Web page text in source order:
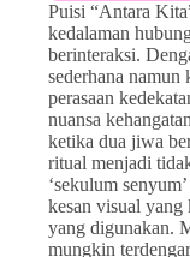
Puisi “Antara
kedalaman
berinteraksi.
sederhana
perasaan
nuansa
ketika dua jiwa
ritual menjadi
‘sekulum
kesan visual yang
yang digunakan.
mungkin